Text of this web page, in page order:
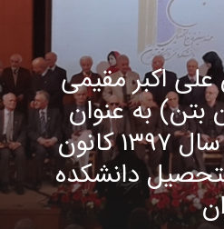
اکبر مقیمی
به عنوان
مهندس برجسته سال 1397 کانون
دانشکده